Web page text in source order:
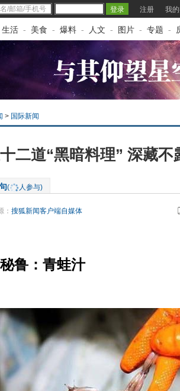
注册 我
生活 - 美食 - 爆料 - 人文 - 图片 - 专题 -
> 国际新闻
二道“黑暗料理” 深藏不
( 人参与)
： 搜狐新闻客户端自媒体
秘鲁：青蛙汁